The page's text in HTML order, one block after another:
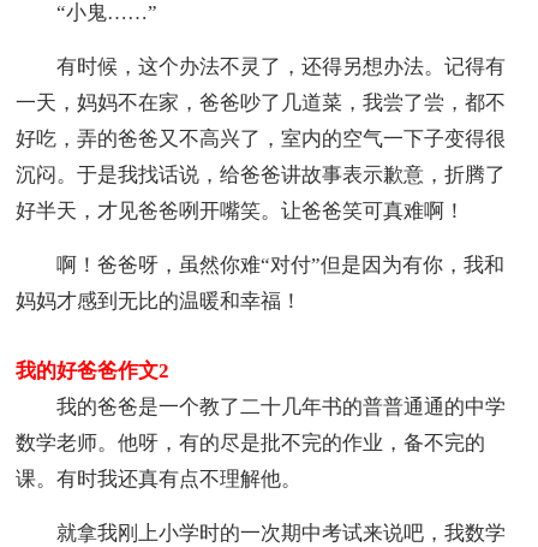
“小鬼……”
有时候，这个办法不灵了，还得另想办法。记得有
一天，妈妈不在家，爸爸吵了几道菜，我尝了尝，都不
好吃，弄的爸爸又不高兴了，室内的空气一下子变得很
沉闷。于是我找话说，给爸爸讲故事表示歉意，折腾了
好半天，才见爸爸咧开嘴笑。让爸爸笑可真难啊！
啊！爸爸呀，虽然你难“对付”但是因为有你，我和
妈妈才感到无比的温暖和幸福！
我的好爸爸作文2
我的爸爸是一个教了二十几年书的普普通通的中学
数学老师。他呀，有的尽是批不完的作业，备不完的
课。有时我还真有点不理解他。
就拿我刚上小学时的一次期中考试来说吧，我数学